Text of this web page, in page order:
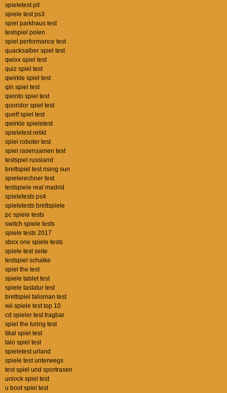
spieletest pit
spiele test ps3
spiel parkhaus test
testspiel polen
spiel performance test
quacksalber spiel test
qwixx spiel test
quiz spiel test
qwirkle spiel test
qin spiel test
qwinto spiel test
quoridor spiel test
quelf spiel test
qwirkle spieletest
spieletest relikt
spiel roboter test
spiel rasensamen test
testspiel russland
brettspiel test rising sun
spielerechner test
testspiele real madrid
spieletests ps4
spieletests brettspiele
pc spiele tests
switch spiele tests
spiele tests 2017
xbox one spiele tests
spiele test seite
testspiel schalke
spiel the test
spiele tablet test
spiele tastatur test
brettspiel talisman test
wii spiele test top 10
cd spieler test tragbar
spiel the turing test
tikal spiel test
talo spiel test
spieletest urland
spiele test unterwegs
test spiel und sportrasen
unlock spiel test
u boot spiel test